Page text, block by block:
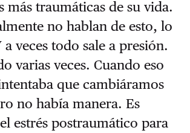
más traumáticas de su vida.
no hablan de esto, lo
veces todo sale a presión.
varias veces. Cuando eso
que cambiáramos
no había manera. Es
estrés postraumático para